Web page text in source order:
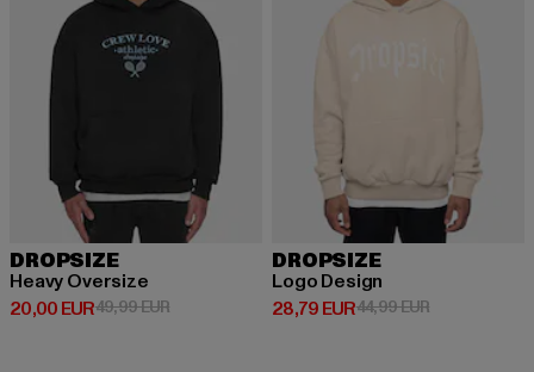
DROPSIZE
Heavy Oversize
20,00 EUR
Prix courant: 20,00 EUR
49,99 EURPrix en promotion: 49,99 EUR
DROPSIZE
Logo Design
28,79 EUR
Prix courant: 28,79 EUR
44,99 EURPrix en